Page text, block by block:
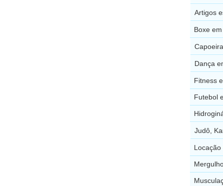
Artigos
Boxe
Dança
Fitness
Futebol
Judô,